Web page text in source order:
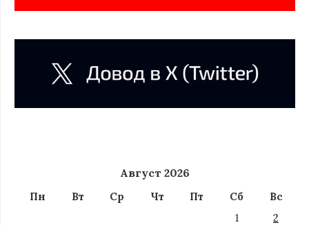
Август 2026
Пн Вт Ср Чт Пт Сб
Вс
1
2